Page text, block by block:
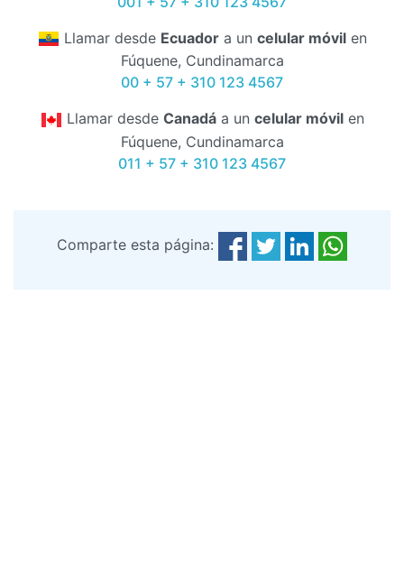
Llamar desde Ecuadora un celular móvilen
Fúquene, Cundinamarca
00 + 57 + 310 123 4567
Llamar desde Canadáa un celular móvilen
Fúquene, Cundinamarca
011 + 57 + 310 123 4567
Comparte esta página: